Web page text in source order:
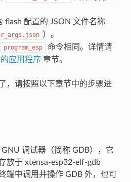
flash 配置的 JSON 文件名称
）。
program_esp
命令相同。详情请
应用程序 章节。
，请按照以下章节中的步骤进
GNU 调试器（简称 GDB），它
放于 xtensa-esp32-elf-gdb
端中调用并操作 GDB 外，也可